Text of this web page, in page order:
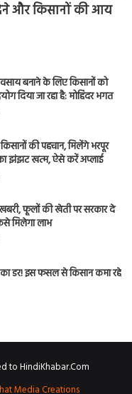
और किसानों की आय
बनाने के लिए किसानों को
दिया जा रहा है: मोहिंदर भगत
की पहचान, मिलेंगे भरपूर
का झंझट खत्म, ऐसे करें अप्लाई
फूलों की खेती पर सरकार दे
मिलेगा लाभ
डर! इस फसल से किसान कमा रहे
to HindiKhabar.Com
Media Creations